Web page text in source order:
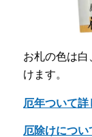
お札の色は
けます。
厄年ついて詳
厄除けにつ